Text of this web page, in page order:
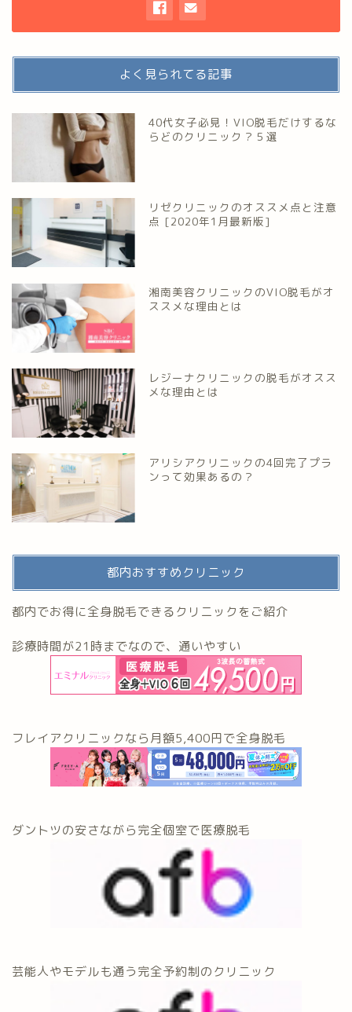
よく見られてる記事
40代女子必見！VIO脱毛だけするな
らどのクリニック？５選
リゼクリニックのオススメ点と注意
点 [2020年1月最新版]
湘南美容クリニックのVIO脱毛がオ
ススメな理由とは
レジーナクリニックの脱毛がオスス
メな理由とは
アリシアクリニックの4回完了プラ
ンって効果あるの？
都内おすすめクリニック
都内でお得に全身脱毛できるクリニックをご紹介
診療時間が21時までなので、通いやすい
フレイアクリニックなら月額5,400円で全身脱毛
ダントツの安さながら完全個室で医療脱毛
芸能人やモデルも通う完全予約制のクリニック